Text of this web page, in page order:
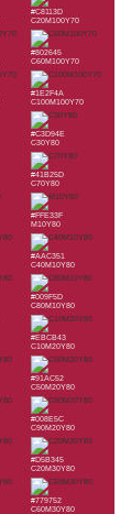
#C8113D
C20M100Y70
#802645
C60M100Y70
#1E2F4A
C100M100Y70
#C3D94E
C30Y80
#41B25D
C70Y80
#FFE33F
M10Y80
#AAC351
C40M10Y80
#009F5D
C80M10Y80
#EBCB43
C10M20Y80
#91AC52
C50M20Y80
#008E5C
C90M20Y80
#D5B345
C20M30Y80
#779752
C60M30Y80